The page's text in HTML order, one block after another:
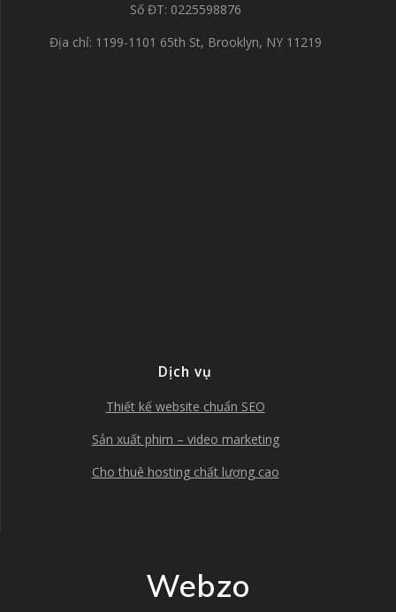
Số ĐT: 0225598876
Địa chỉ: 1199-1101 65th St, Brooklyn, NY 11219
Dịch vụ
Thiết kế website chuẩn SEO
Sản xuất phim – video marketing
Cho thuê hosting chất lượng cao
Webzo